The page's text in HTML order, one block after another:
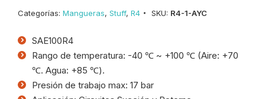
Categorías: Mangueras, Stuff, R4 SKU: R4-1-AYC
SAE100R4
Rango de temperatura: -40 ℃ ~ +100 ℃ (Aire: +70
℃. Agua: +85 ℃).
Presión de trabajo max: 17 bar